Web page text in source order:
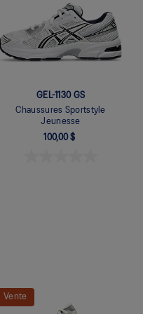
GEL-1130 GS
Chaussures Sportstyle
Jeunesse
100,00 $
Quickview
Vente